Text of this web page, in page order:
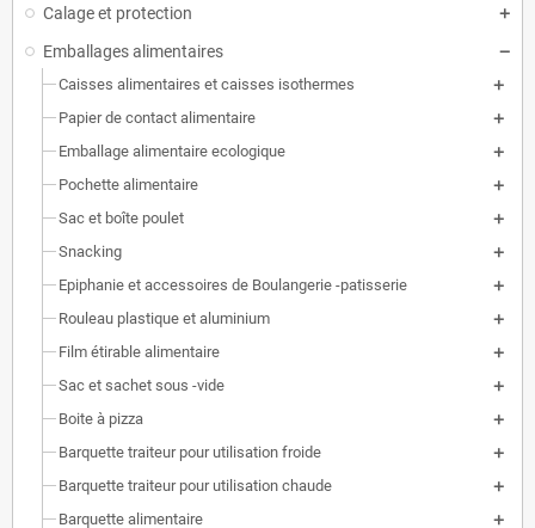
Calage et protection
Emballages alimentaires
Caisses alimentaires et caisses isothermes
Papier de contact alimentaire
Emballage alimentaire ecologique
Pochette alimentaire
Sac et boîte poulet
Snacking
Epiphanie et accessoires de Boulangerie -patisserie
Rouleau plastique et aluminium
Film étirable alimentaire
Sac et sachet sous -vide
Boite à pizza
Barquette traiteur pour utilisation froide
Barquette traiteur pour utilisation chaude
Barquette alimentaire